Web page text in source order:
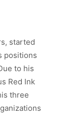
started
positions
to his
Red Ink
three